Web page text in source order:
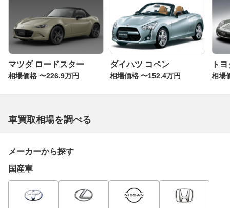
マツダ ロードスター
相場価格 〜226.9万円
ダイハツ コペン
相場価格 〜152.4万円
ト
相場
車買取相場を調べる
メーカーから探す
国産車